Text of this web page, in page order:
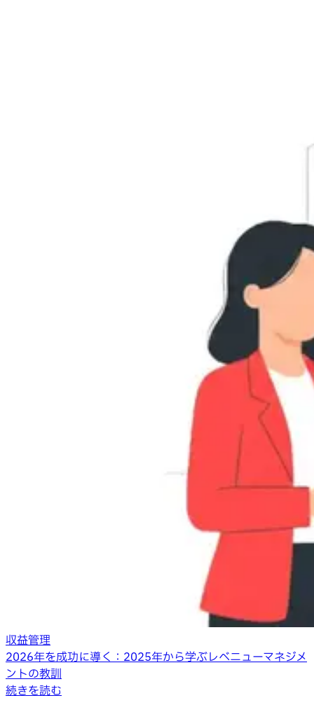
収益管理
2026年を成功に導く：2025年から学ぶレベニューマネジメ
ントの教訓
続きを読む